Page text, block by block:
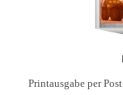
Printausgabe per Post